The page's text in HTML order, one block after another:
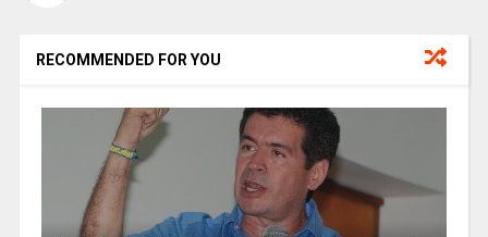
RECOMMENDED FOR YOU